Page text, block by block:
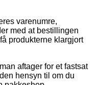
varenumre,
med at bestillingen
produkterne klargjort
aftager for et fastsat
hensyn til om du